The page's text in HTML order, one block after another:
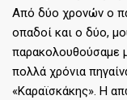
Από δύο χρονών ο
οπαδοί και ο δύο,
παρακολουθούσαμε
πολλά χρόνια
«Καραϊσκάκης». Η